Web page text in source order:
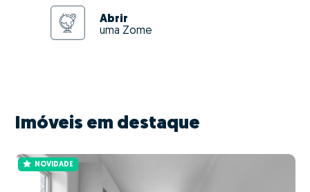
Abrir
uma Zome
Imóveis em destaque
NOVIDADE